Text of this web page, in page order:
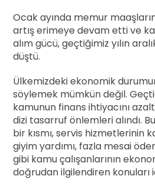
Ocak ayında memur
artış erimeye devam etti ve
alım gücü, geçtiğimiz yılın
düştü.
Ülkemizdeki ekonomik
söylemek mümkün değil.
kamunun finans ihtiyacını
dizi tasarruf önlemleri alındı.
bir kısmı, servis hizmetlerinin
giyim yardımı, fazla mesai
gibi kamu çalışanlarının
doğrudan ilgilendiren konuları